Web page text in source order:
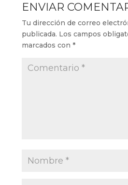
ENVIAR
Tu dirección de correo
publicada. Los campos
marcados con *